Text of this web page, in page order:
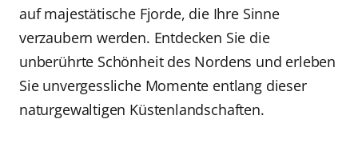
auf majestätische Fjorde, die Ihre Sinne
verzaubern werden. Entdecken Sie die
unberührte Schönheit des Nordens und erleben
Sie unvergessliche Momente entlang dieser
naturgewaltigen Küstenlandschaften.